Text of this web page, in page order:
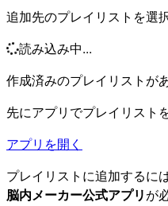
追加先のプレイリストを選
読み込み中...
作成済みのプレイリストが
先にアプリでプレイリスト
アプリを開く
プレイリストに追加するに
脳内メーカー公式アプリが